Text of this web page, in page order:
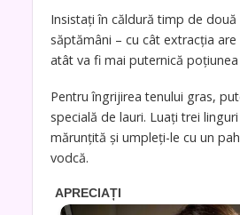
Insistați în căldură timp de două
săptămâni – cu cât extracția
atât va fi mai puternică
Pentru îngrijirea tenului gras,
specială de lauri. Luați trei
mărunțită și umpleți-le cu un
vodcă.